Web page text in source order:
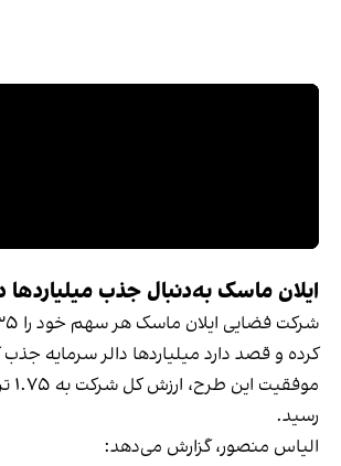
ایلان ماسک به‌دنبال جذب میلیاردها
کرده و قصد دارد میلیاردها دالر سرمایه
رسید.
الیاس منصور، گزارش می‌دهد: